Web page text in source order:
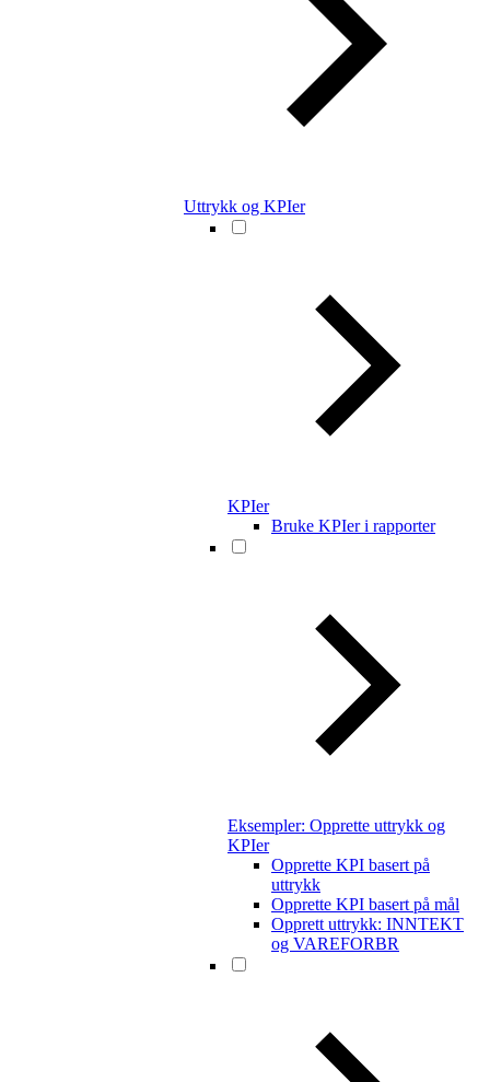
Uttrykk og KPIer
KPIer
Bruke KPIer i rapporter
Eksempler: Opprette uttrykk og
KPIer
Opprette KPI basert på
uttrykk
Opprette KPI basert på mål
Opprett uttrykk: INNTEKT
og VAREFORBR